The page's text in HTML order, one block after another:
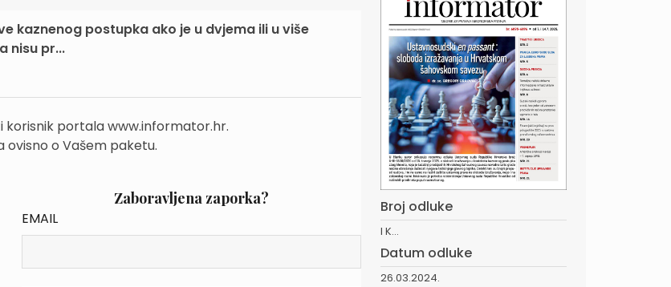
kaznenog postupka ako je u dvjema ili u više
nisu pr...
portala www.informator.hr.
ovisno o Vašem paketu.
Zaboravljena zaporka?
EMAIL
Broj odluke
I K...
Datum odluke
26.03.2024.